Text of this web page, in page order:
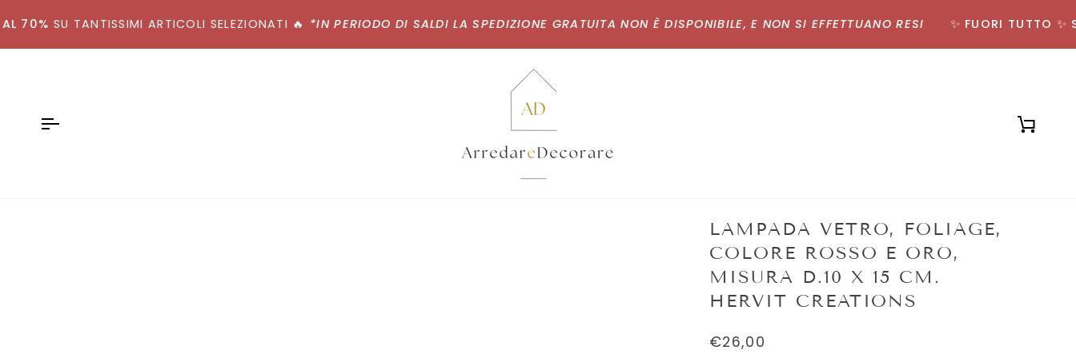
al
SU TANTISSIMI ARTICOLI SELEZIONATI🔥*IN PERIODO DI SALDI LA SPEDIZIONE GRATUITA NON È DISPONIBILE, E NON SI EFFETTUANO RESI ✨ FUORI TUTTO ✨
LAMPADA VETRO, FOLIAGE,
COLORE ROSSO E ORO,
MISURA D.10 X 15 CM.
HERVIT CREATIONS
€26,00